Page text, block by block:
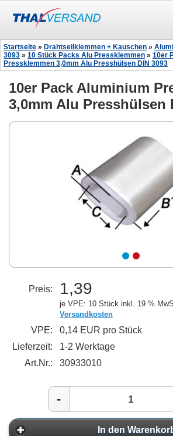
Startseite » Drahtseilklemmen + Kauschen »
3093 » 10 Stück Packs Alu Pressklemmen » 10er
Pressklemmen 3,0mm Alu Presshülsen DIN 3093
10er Pack Aluminium
3,0mm Alu Presshülsen
Preis: 1,39
je VPE: 10 Stück inkl. 19 %
Versandkosten
VPE:
0,14 EUR pro Stück
Lieferzeit:
1-2 Werktage
Art.Nr.:
30933010
-
In den